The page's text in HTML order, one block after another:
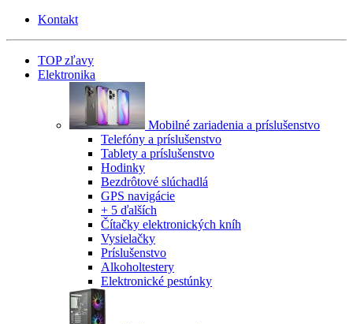
Kontakt
TOP zľavy
Elektronika
Mobilné zariadenia a príslušenstvo
Telefóny a príslušenstvo
Tablety a príslušenstvo
Hodinky
Bezdrôtové slúchadlá
GPS navigácie
+ 5 ďalších
Čítačky elektronických kníh
Vysielačky
Príslušenstvo
Alkoholtestery
Elektronické pestúnky